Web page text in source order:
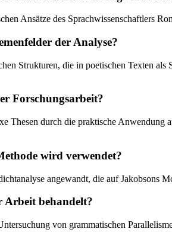
Ansätze des Sprachwissenschaftlers
der Analyse?
Strukturen, die in poetischen Texten
Forschungsarbeit?
Thesen durch die praktische Anwendung
wird verwendet?
angewandt, die auf Jakobsons
behandelt?
von grammatischen